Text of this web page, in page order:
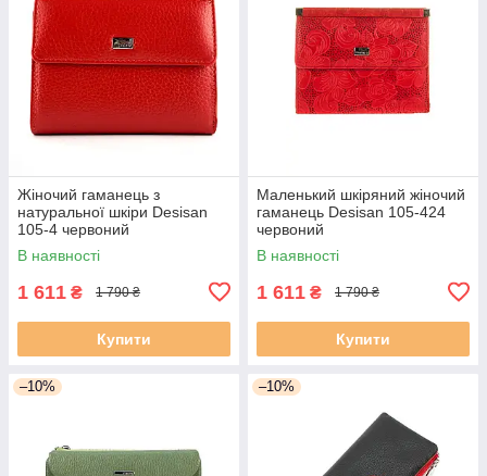
Жіночий гаманець з
натуральної шкіри Desisan
105-4 червоний
В наявності
1 611 ₴ 1 790 ₴
Купити
Маленький шкіряний жіночий
гаманець Desisan 105-424
червоний
В наявності
1 611 ₴ 1 790 ₴
Купити
–10% –10%